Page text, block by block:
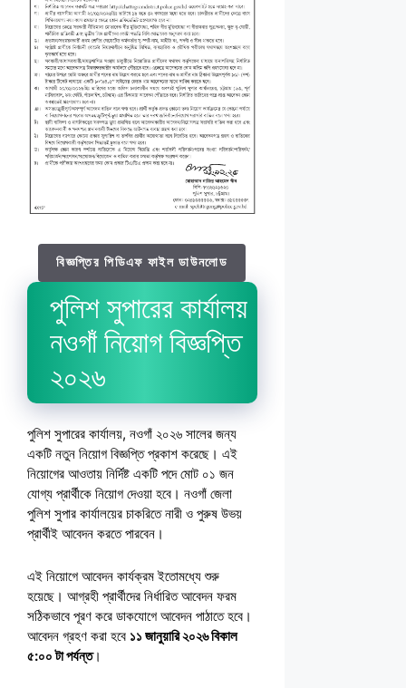
বিজ্ঞপ্তির পিডিএফ ফাইল ডাউনলোড
পুলিশ সুপারের কার্যালয়
নওগাঁ নিয়োগ বিজ্ঞপ্তি
২০২৬
পুলিশ সুপারের কার্যালয়, নওগাঁ ২০২৬ সালের জন্য
একটি নতুন নিয়োগ বিজ্ঞপ্তি প্রকাশ করেছে। এই
নিয়োগের আওতায় নির্দিষ্ট একটি পদে মোট ০১ জন
যোগ্য প্রার্থীকে নিয়োগ দেওয়া হবে। নওগাঁ জেলা
পুলিশ সুপার কার্যালয়ের চাকরিতে নারী ও পুরুষ উভয়
প্রার্থীই আবেদন করতে পারবেন।
এই নিয়োগে আবেদন কার্যক্রম ইতোমধ্যে শুরু
হয়েছে। আগ্রহী প্রার্থীদের নির্ধারিত আবেদন ফরম
সঠিকভাবে পূরণ করে ডাকযোগে আবেদন পাঠাতে হবে।
আবেদন গ্রহণ করা হবে ১১ জানুয়ারি ২০২৬ বিকাল
৫:০০ টা পর্যন্ত।